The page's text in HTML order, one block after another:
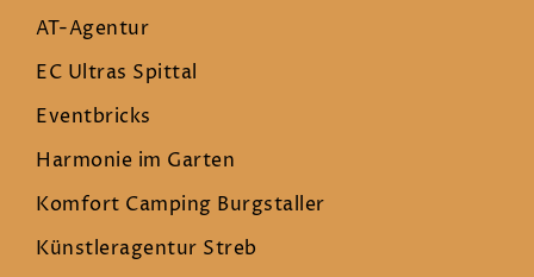
AT-Agentur
EC Ultras Spittal
Eventbricks
Harmonie im Garten
Komfort Camping Burgstaller
Künstleragentur Streb